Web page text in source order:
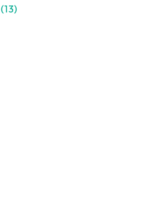
(13)